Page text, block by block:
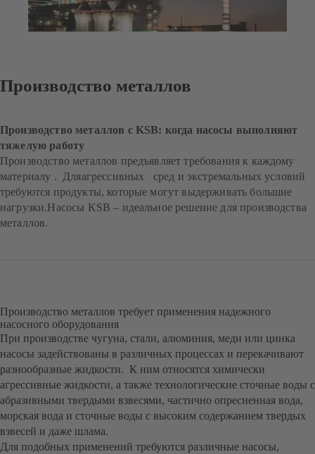
Производство металлов
Производство металлов с KSB: когда насосы выполняют
тяжелую работу
Производство металлов предъявляет требования к каждому
материалу . Дляагрессивных сред и экстремальных условий
требуются продукты, которые могут выдерживать большие
нагрузки.Насосы KSB – идеальное решение для производства
металлов.
Производство металлов требует применения надежного
насосного оборудования
При производстве чугуна, стали, алюминия, меди или цинка
насосы задействованы в различных процессах и перекачивают
разнообразные жидкости. К ним относятся химически
агрессивные жидкости, а также технологические сточные воды с
абразивными твердыми взвесями, частично опресненная вода,
морская вода и сточные воды с высоким содержанием твердых
взвесей и даже шлама.
Для подобных применений требуются различные насосы,